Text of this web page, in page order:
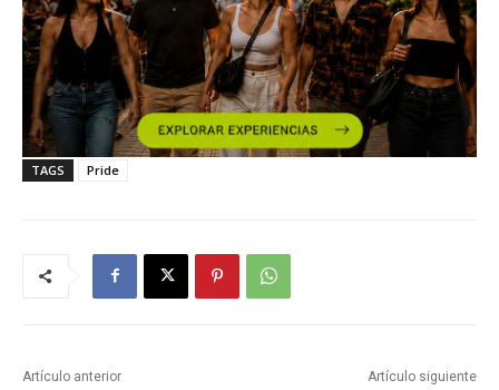
TAGS Pride
Artículo anterior Artículo siguiente